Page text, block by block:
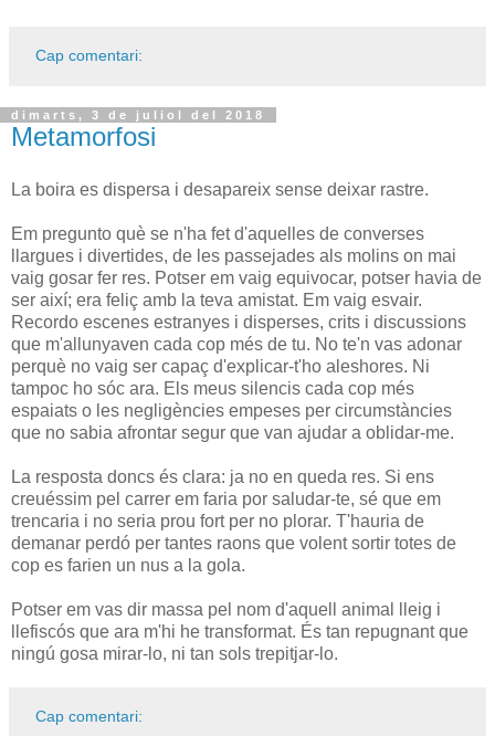
Cap comentari:
dimarts, 3 de juliol del 2018
Metamorfosi
La boira es dispersa i desapareix sense deixar rastre.
Em pregunto què se n'ha fet d'aquelles de converses
llargues i divertides, de les passejades als molins on mai
vaig gosar fer res. Potser em vaig equivocar, potser havia de
ser així; era feliç amb la teva amistat. Em vaig esvair.
Recordo escenes estranyes i disperses, crits i discussions
que m'allunyaven cada cop més de tu. No te'n vas adonar
perquè no vaig ser capaç d'explicar-t'ho aleshores. Ni
tampoc ho sóc ara. Els meus silencis cada cop més
espaiats o les negligències empeses per circumstàncies
que no sabia afrontar segur que van ajudar a oblidar-me.
La resposta doncs és clara: ja no en queda res. Si ens
creuéssim pel carrer em faria por saludar-te, sé que em
trencaria i no seria prou fort per no plorar. T'hauria de
demanar perdó per tantes raons que volent sortir totes de
cop es farien un nus a la gola.
Potser em vas dir massa pel nom d'aquell animal lleig i
llefiscós que ara m'hi he transformat. És tan repugnant que
ningú gosa mirar-lo, ni tan sols trepitjar-lo.
Cap comentari: